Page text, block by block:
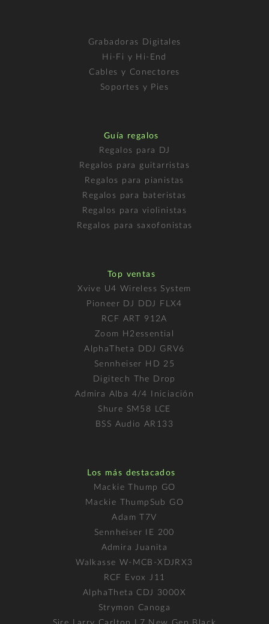
Grabadoras Digitales
Hi-Fi y Hi-End
Cables y Conectores
Soportes y Pies
Guía regalos
Regalos para DJ
Regalos para guitarristas
Regalos para pianistas
Regalos para bateristas
Regalos para violinistas
Regalos para saxofonistas
Top ventas
Xvive U4 Wireless System
Pioneer DJ DDJ FLX4
RCF ART 912A
Zoom H2essential
AlphaTheta DDJ GRV6
Sennheiser HD 25
Digitech The Drop
Admira Alba 4/4 Iniciación
Shure SM58 LCE
BSS Audio AR133
Los más destacados
Mackie Thump GO
Mackie ThumpSub GO
Adam T7V
Sennheiser IE 200
Admira Juanita
Walkasse W-MCB-XDJRX3
RCF Evox J11
AlphaTheta CDJ 3000X
Strymon Canoga